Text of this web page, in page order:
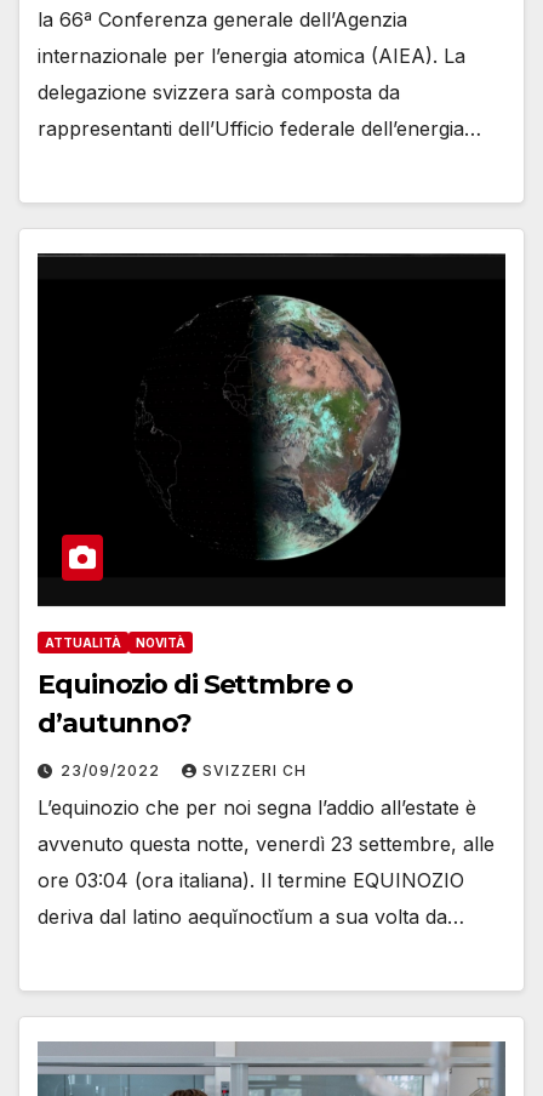
la 66ª Conferenza generale dell’Agenzia
internazionale per l’energia atomica (AIEA). La
delegazione svizzera sarà composta da
rappresentanti dell’Ufficio federale dell’energia…
ATTUALITÀ NOVITÀ
Equinozio di Settmbre o
d’autunno?
23/09/2022 SVIZZERI CH
L’equinozio che per noi segna l’addio all’estate è
avvenuto questa notte, venerdì 23 settembre, alle
ore 03:04 (ora italiana). Il termine EQUINOZIO
deriva dal latino aequĭnoctĭum a sua volta da…